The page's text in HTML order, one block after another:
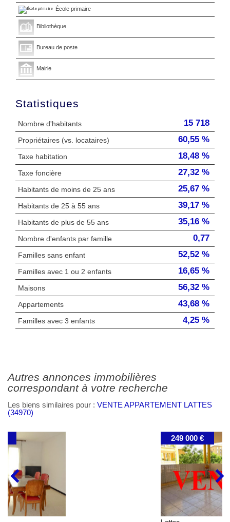
École primaire
Bibliothèque
Bureau de poste
Mairie
Statistiques
Nombre d'habitants 15 718
Propriétaires (vs. locataires) 60,55 %
Taxe habitation 18,48 %
Taxe foncière 27,32 %
Habitants de moins de 25 ans 25,67 %
Habitants de 25 à 55 ans 39,17 %
Habitants de plus de 55 ans 35,16 %
Nombre d'enfants par famille 0,77
Familles sans enfant 52,52 %
Familles avec 1 ou 2 enfants 16,65 %
Maisons 56,32 %
Appartements 43,68 %
Familles avec 3 enfants 4,25 %
autres annonces immobilières
correspondant à votre recherche
Les biens similaires pour : VENTE APPARTEMENT LATTES
(34970)